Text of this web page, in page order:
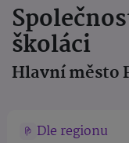
školáci
Hlavní město
Dle regionu